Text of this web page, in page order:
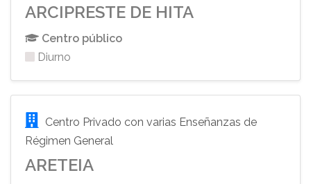
ARCIPRESTE DE HITA
Centro público
Diurno
Centro Privado con varias Enseñanzas de
Régimen General
ARETEIA